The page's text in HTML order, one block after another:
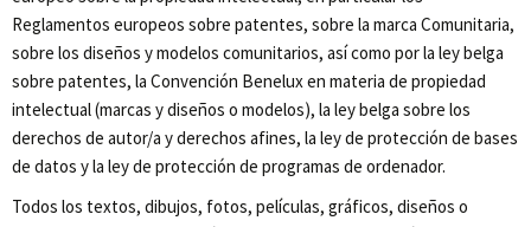
Reglamentos europeos sobre patentes, sobre la marca Comunitaria,
sobre los diseños y modelos comunitarios, así como por la ley belga
sobre patentes, la Convención Benelux en materia de propiedad
intelectual (marcas y diseños o modelos), la ley belga sobre los
derechos de autor/a y derechos afines, la ley de protección de bases
de datos y la ley de protección de programas de ordenador.
Todos los textos, dibujos, fotos, películas, gráficos, diseños o